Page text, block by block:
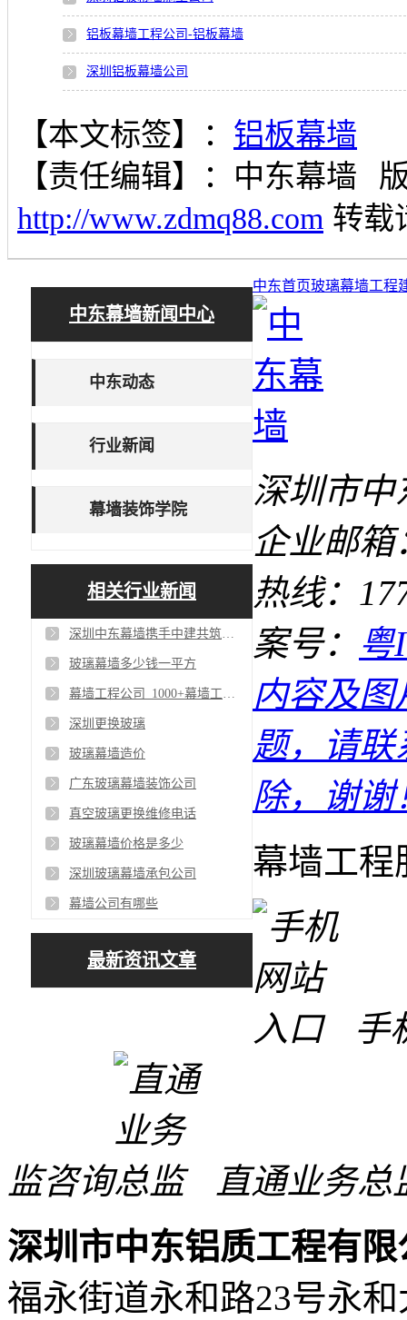
铝板幕墙工程公司-铝板幕墙
深圳铝板幕墙公司
【本文标签】： 铝板幕墙
【责任编辑】： 中东幕墙
http://www.zdmq88.com 转载
中东幕墙新闻中心
中东动态
行业新闻
幕墙装饰学院
相关行业新闻
深圳中东幕墙携手中建共筑单元式幕墙工程_争创一流幕墙工程公司
玻璃幕墙多少钱一平方
幕墙工程公司_1000+幕墙工程客户案例
深圳更换玻璃
玻璃幕墙造价
广东玻璃幕墙装饰公司
真空玻璃更换维修电话
玻璃幕墙价格是多少
深圳玻璃幕墙承包公司
幕墙公司有哪些
最新资讯文章
中东首页玻璃幕墙工程
深圳市中
企业邮箱
热线：
案号： 粤
内容及
题，请联
除，谢谢
幕墙工程
手
监咨询
直通业务总
深圳市中东铝质工程有限
福永街道永和路23号永和